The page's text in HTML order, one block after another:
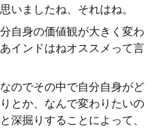
いましたね、それはね。
自身の価値観が大きく変わ
インドはねオススメって言
のでその中で自分自身がど
とか、なんで変わりたいの
深掘りすることによって、